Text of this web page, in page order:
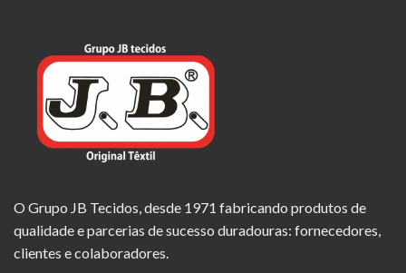
O Grupo JB Tecidos, desde 1971 fabricando produtos de
qualidade e parcerias de sucesso duradouras: fornecedores,
clientes e colaboradores.